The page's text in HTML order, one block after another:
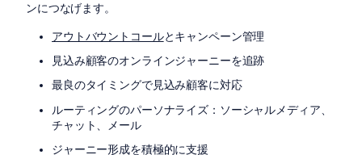
ンにつなげます。
アウトバウントコールとキャンペーン管理
見込み顧客のオンラインジャーニーを追跡
最良のタイミングで見込み顧客に対応
ルーティングのパーソナライズ：ソーシャルメディア、
チャット、メール
ジャーニー形成を積極的に支援